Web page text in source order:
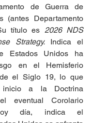
de Guerra de
(antes Departamento
título es 2026 NDS
Strategy. Indica el
Estados Unidos ha
en el Hemisferio
el Siglo 19, lo que
inicio a la Doctrina
eventual Corolario
día, indica el